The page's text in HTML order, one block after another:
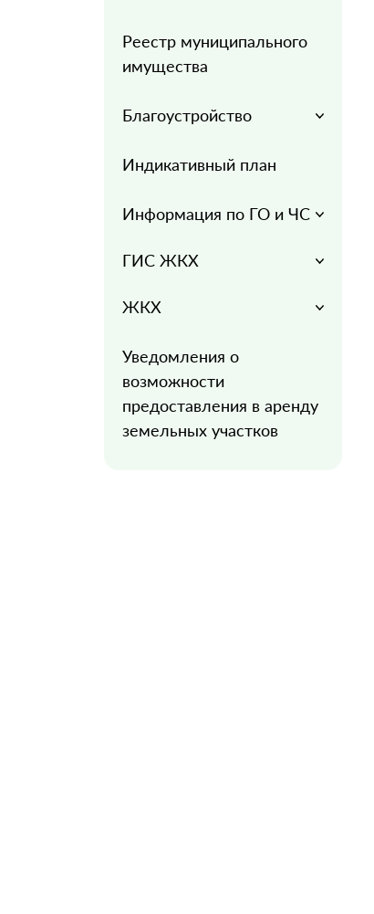
Реестр муниципального
имущества
Благоустройство
Индикативный план
Информация по ГО и ЧС
ГИС ЖКХ
ЖКХ
Уведомления о
возможности
предоставления в аренду
земельных участков